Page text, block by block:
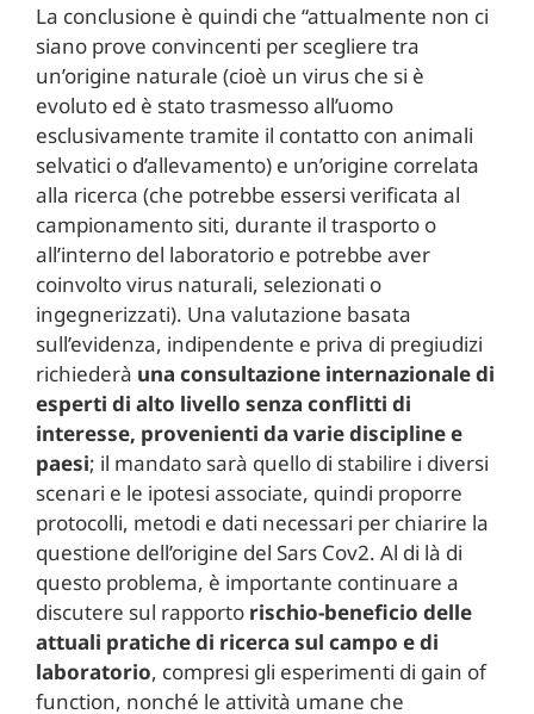
La conclusione è quindi che “attualmente non ci
siano prove convincenti per scegliere tra
un’origine naturale (cioè un virus che si è
evoluto ed è stato trasmesso all’uomo
esclusivamente tramite il contatto con animali
selvatici o d’allevamento) e un’origine correlata
alla ricerca (che potrebbe essersi verificata al
campionamento siti, durante il trasporto o
all’interno del laboratorio e potrebbe aver
coinvolto virus naturali, selezionati o
ingegnerizzati). Una valutazione basata
sull’evidenza, indipendente e priva di pregiudizi
richiederà una consultazione internazionale di
esperti di alto livello senza conflitti di
interesse, provenienti da varie discipline e
paesi; il mandato sarà quello di stabilire i diversi
scenari e le ipotesi associate, quindi proporre
protocolli, metodi e dati necessari per chiarire la
questione dell’origine del Sars Cov2. Al di là di
questo problema, è importante continuare a
discutere sul rapporto rischio-beneficio delle
attuali pratiche di ricerca sul campo e di
laboratorio, compresi gli esperimenti di gain of
function, nonché le attività umane che